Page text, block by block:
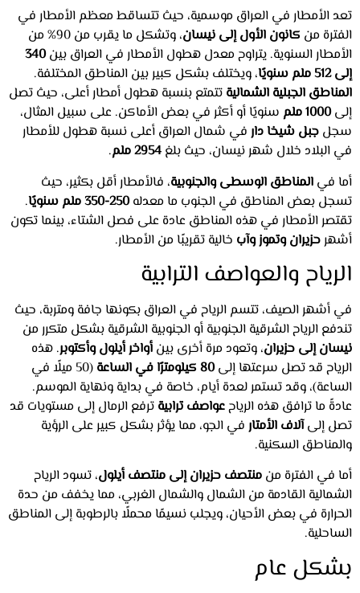
تعد الأمطار في العراق موسمية، حيث تتساقط معظم الأمطار في
الفترة من كانون الأول إلى نيسان
، وتشكل ما يقرب من 90% من
الأمطار السنوية. يتراوح معدل هطول الأمطار في العراق بين340
إلى 512 ملم سنويًا
، ويختلف بشكل كبير بين المناطق المختلفة.
المناطق الجبلية الشمالية تتمتع بنسبة هطول أمطار أعلى، حيث تصل
إلى1000 ملم
سنويًا أو أكثر في بعض الأماكن. على سبيل المثال،
سجل جبل شيخا دار في شمال العراق أعلى نسبة هطول للأمطار
في البلاد خلال شهر نيسان، حيث بلغ 2954 ملم
.
أما في المناطق الوسطى والجنوبية، فالأمطار أقل بكثير، حيث
تسجل بعض المناطق في الجنوب ما معدله250-350 ملم سنويًا
.
تقتصر الأمطار في هذه المناطق عادة على فصل الشتاء، بينما تكون
أشهر حزيران وتموز وآب خالية تقريبًا من الأمطار.
الرياح والعواصف الترابية
في أشهر الصيف، تتسم الرياح في العراق بكونها جافة ومتربة، حيث
تندفع الرياح الشرقية الجنوبية أو الجنوبية الشرقية بشكل متكرر من
نيسان إلى حزيران، وتعود مرة أخرى بين أواخر أيلول وأكتوبر. هذه
الرياح قد تصل سرعتها إلى80 كيلومترًا في الساعة
(50 ميلًا في
الساعة)، وقد تستمر لعدة أيام، خاصة في بداية ونهاية الموسم.
عادةً ما ترافق هذه الرياحعواصف ترابية ترفع الرمال إلى مستويات قد
تصل إلىآلاف الأمتار في الجو، مما يؤثر بشكل كبير على الرؤية
والمناطق السكنية.
أما في الفترة من منتصف حزيران إلى منتصف أيلول، تسود الرياح
الشمالية القادمة من الشمال والشمال الغربي، مما يخفف من حدة
الحرارة في بعض الأحيان، ويجلب نسيمًا محملًا بالرطوبة إلى المناطق
الساحلية.
بشكل عام